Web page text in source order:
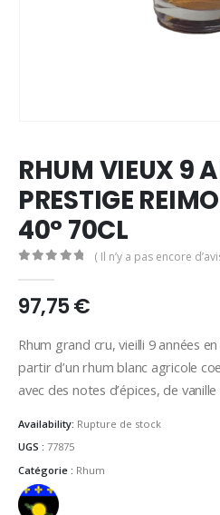
RHUM VIEUX 9
PRESTIGE
40° 70CL
( Il n’y a pas encore
97,75€
Rhum grand cru, vieilli 9 années
partir d’un rhum blanc agricole
avec des notes d’épices, de
Availability: Rupture de stock
UGS : 77875
Catégorie : Rhum